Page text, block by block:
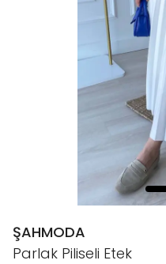
ŞAHMODA
Parlak Piliseli Etek